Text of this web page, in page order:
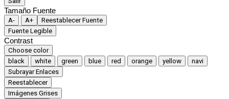
Tamaño Fuente
A- A+
Reestablecer Fuente
Fuente Legible
Contrast
Choose color
black
white green blue red orange yellow
navi
Subrayar Enlaces
Reestablecer
Imágenes Grises